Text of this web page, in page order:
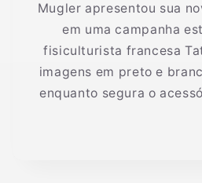
Mugler apresentou sua
em uma campanha
fisiculturista francesa
imagens em preto e
enquanto segura o